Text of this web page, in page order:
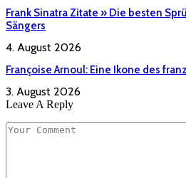
Frank Sinatra Zitate » Die besten
Sängers
4. August 2026
Françoise Arnoul: Eine Ikone des
3. August 2026
Leave A Reply